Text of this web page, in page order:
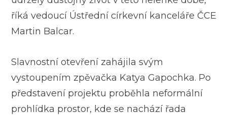
říká vedoucí Ústřední církevní kanceláře ČCE
Martin Balcar.
Slavnostní otevření zahájila svým
vystoupením zpěvačka Katya Gapochka. Po
představení projektu proběhla neformální
prohlídka prostor, kde se nachází řada